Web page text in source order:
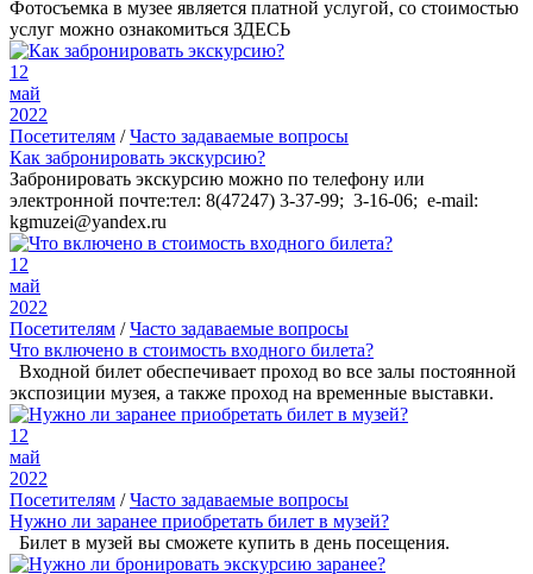
Фотосъемка в музее является платной услугой, со стоимостью
услуг можно ознакомиться ЗДЕСЬ
12
май
2022
Посетителям /Часто задаваемые вопросы
Как забронировать экскурсию?
Забронировать экскурсию можно по телефону или
электронной почте:тел: 8(47247) 3-37-99; 3-16-06; e-mail:
kgmuzei@yandex.ru
12
май
2022
Посетителям /Часто задаваемые вопросы
Что включено в стоимость входного билета?
Входной билет обеспечивает проход во все залы постоянной
экспозиции музея, а также проход на временные выставки.
12
май
2022
Посетителям /Часто задаваемые вопросы
Нужно ли заранее приобретать билет в музей?
Билет в музей вы сможете купить в день посещения.